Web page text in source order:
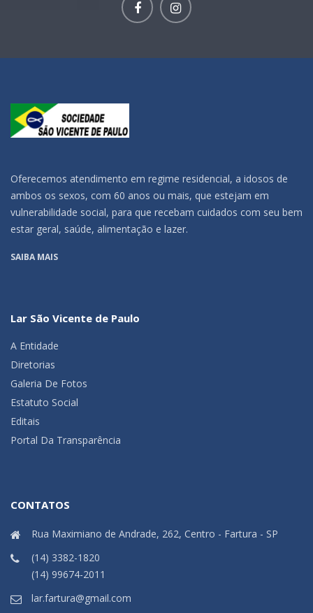
Oferecemos atendimento em regime residencial, a idosos de
ambos os sexos, com 60 anos ou mais, que estejam em
vulnerabilidade social, para que recebam cuidados com seu bem
estar geral, saúde, alimentação e lazer.
SAIBA MAIS
Lar São Vicente de Paulo
A Entidade
Diretorias
Galeria De Fotos
Estatuto Social
Editais
Portal Da Transparência
CONTATOS
Rua Maximiano de Andrade, 262, Centro - Fartura - SP
(14) 3382-1820
(14) 99674-2011
lar.fartura@gmail.com